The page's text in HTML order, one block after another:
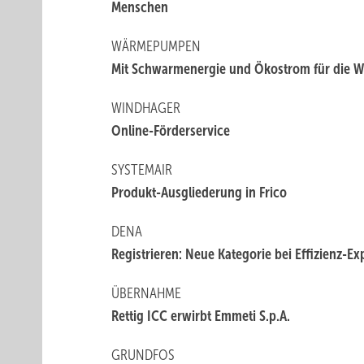
Menschen
WÄRMEPUMPEN
Mit Schwarmenergie und Ökostrom für die
WINDHAGER
Online-Förderservice
SYSTEMAIR
Produkt-Ausgliederung in Frico
DENA
Registrieren: Neue Kategorie bei Effizienz-
ÜBERNAHME
Rettig ICC erwirbt Emmeti S.p.A.
GRUNDFOS